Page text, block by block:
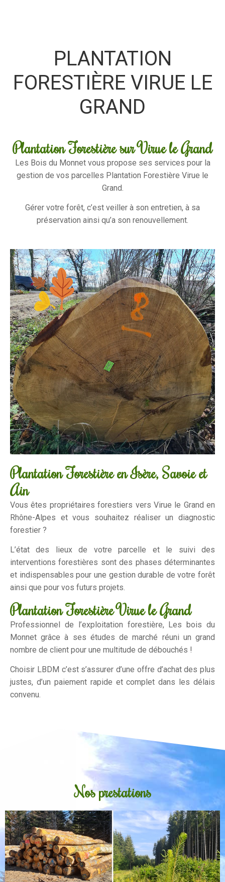
PLANTATION
FORESTIÈRE VIRUE LE
GRAND
Plantation Forestière sur Virue le Grand
Les Bois du Monnet vous propose ses services pour la
gestion de vos parcelles Plantation Forestière Virue le
Grand.
Gérer votre forêt, c’est veiller à son entretien, à sa
préservation ainsi qu’a son renouvellement.
Plantation Forestière en Isère, Savoie et
Ain
Vous êtes propriétaires forestiers vers Virue le Grand en
Rhône-Alpes et vous souhaitez réaliser un diagnostic
forestier ?
L’état des lieux de votre parcelle et le suivi des
interventions forestières sont des phases déterminantes
et indispensables pour une gestion durable de votre forêt
ainsi que pour vos futurs projets.
Plantation Forestière Virue le Grand
Professionnel de l’exploitation forestière, Les bois du
Monnet grâce à ses études de marché réuni un grand
nombre de client pour une multitude de débouchés !
Choisir LBDM c’est s’assurer d’une offre d’achat des plus
justes, d’un paiement rapide et complet dans les délais
convenu.
Nos prestations